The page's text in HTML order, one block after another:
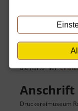
Karte
Du siehst hier keine
die Karte hier:
Anschrift
Druckereimuseum